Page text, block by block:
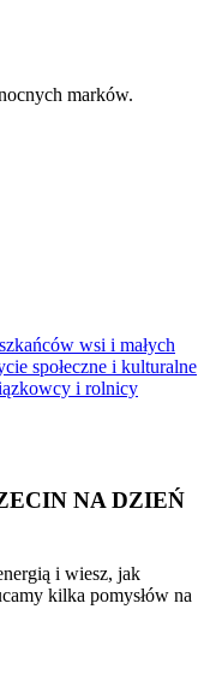
marków.
wsi i małych
społeczne i kulturalne
i rolnicy
NA DZIEŃ
i wiesz, jak
kilka pomysłów na